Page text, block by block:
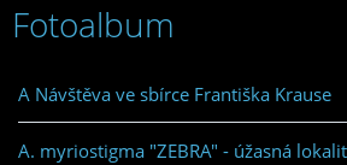
Fotoalbum
A Návštěva ve sbírce Františka Krause
A. myriostigma "ZEBRA" - úžasná